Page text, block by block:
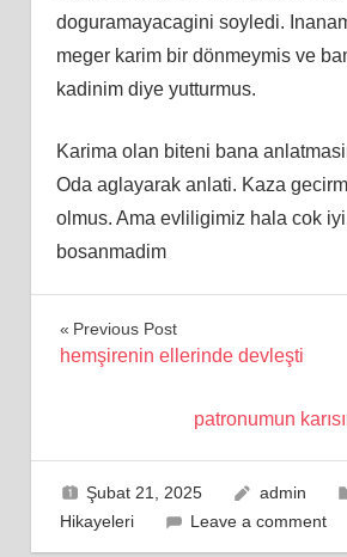
doguramayacagini soyledi.
meger karim bir dönmeymis ve
kadinim diye yutturmus.
Karima olan biteni bana
Oda aglayarak anlati. Kaza
olmus. Ama evliligimiz hala cok
bosanmadim
Yazı
Previous Post
hemşirenin ellerinde devleşti
patronumun
Şubat 21, 2025 admin
Hikayeleri
Leave a comment